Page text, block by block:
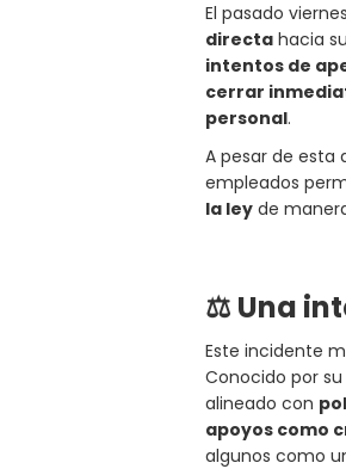
El pasado
directa hacia
intentos de
cerrar
personal.
A pesar de esta
empleados
la ley de
⚖️ Una
Este incidente
Conocido por
alineado con
apoyos como
algunos como